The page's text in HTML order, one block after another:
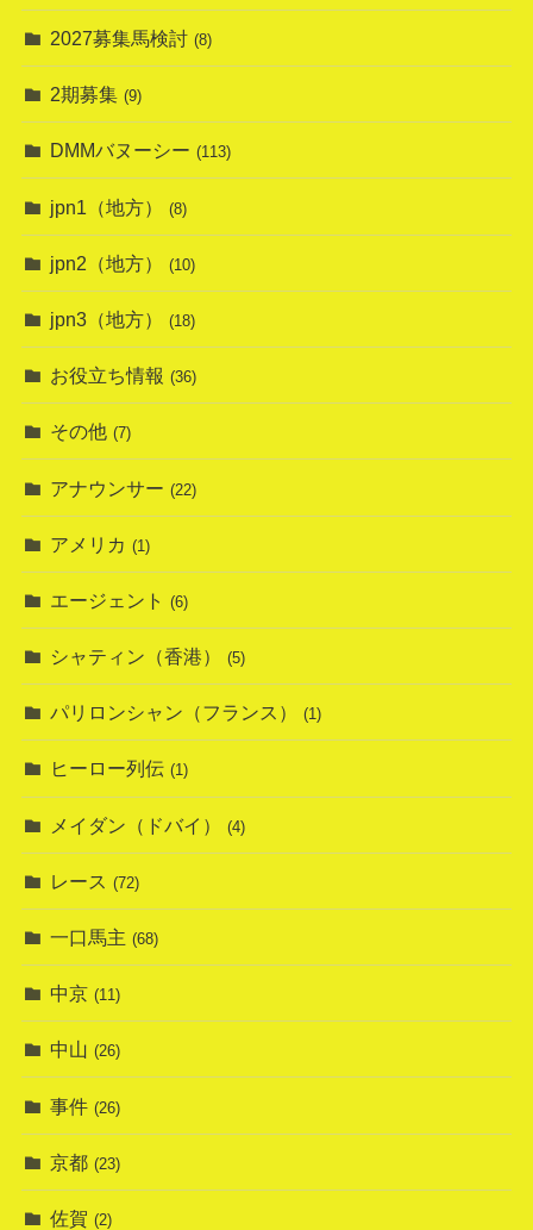
2027募集馬検討 (8)
2期募集 (9)
DMMバヌーシー (113)
jpn1（地方） (8)
jpn2（地方） (10)
jpn3（地方） (18)
お役立ち情報 (36)
その他 (7)
アナウンサー (22)
アメリカ (1)
エージェント (6)
シャティン（香港） (5)
パリロンシャン（フランス） (1)
ヒーロー列伝 (1)
メイダン（ドバイ） (4)
レース (72)
一口馬主 (68)
中京 (11)
中山 (26)
事件 (26)
京都 (23)
佐賀 (2)